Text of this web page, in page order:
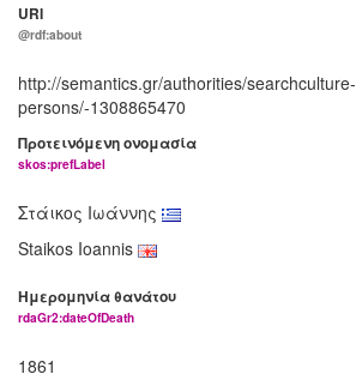
URI
@rdf:about
http://semantics.gr/authorities/searchculture-
persons/-1308865470
Προτεινόμενη ονομασία
skos:prefLabel
Στάικος Ιωάννης
Staikos Ioannis
Ημερομηνία θανάτου
rdaGr2:dateOfDeath
1861